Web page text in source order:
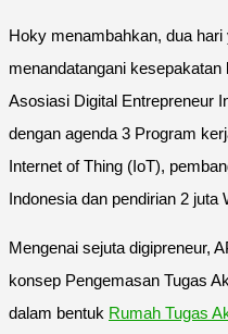
Hoky menambahkan, dua hari
menandatangani
Asosiasi Digital Entrepreneur
dengan agenda 3 Program
Internet of Thing (IoT),
Indonesia dan pendirian 2 juta
Mengenai sejuta digipreneur,
konsep Pengemasan Tugas
dalam bentuk Rumah Tugas